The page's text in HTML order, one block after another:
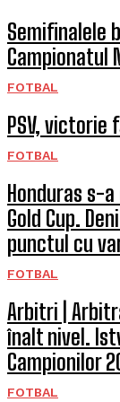
Semifinalele
Campionatul
FOTBAL
PSV, victorie
FOTBAL
Honduras s-
Gold Cup.
punctul cu
FOTBAL
Arbitri |
înalt nivel.
Campionilor
FOTBAL